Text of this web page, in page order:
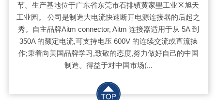
节。生产基地位于广东省东莞市石排镇黄家壆工业区旭天
工业园。 公司是制造大电流快速断开电源连接器的后起之
秀。自主品牌Aitm connector, Aitm 连接器适用于从 5A 到
350A 的额定电流,可支持电压 600V 的连续交流或直流操
作;秉着向美国品牌学习,致敬的态度,努力做好自己的中国
制造。得益于对中国市场(...